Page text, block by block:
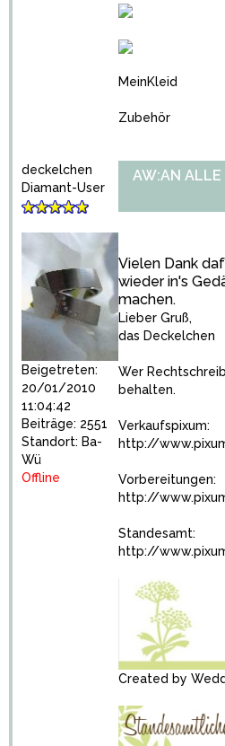
MeinKleid
Zubehör
deckelchen
Diamant-User
Beigetreten:
20/01/2010
11:04:42
Beiträge: 2551
Standort: Ba-
Wü
Offline
AW:AN ALLE
Vielen Dank
wieder in's
machen.
Lieber Gruß,
das Deckelchen
Wer
behalten.
Verkaufspixum:
http://
Vorbereitungen:
http://
Standesamt:
http://
Created by